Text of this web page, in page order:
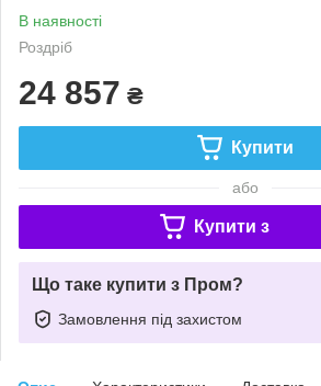
В наявності
Роздріб
24 857 ₴
Купити
або
Купити з
Що таке купити з Пром?
Замовлення під захистом